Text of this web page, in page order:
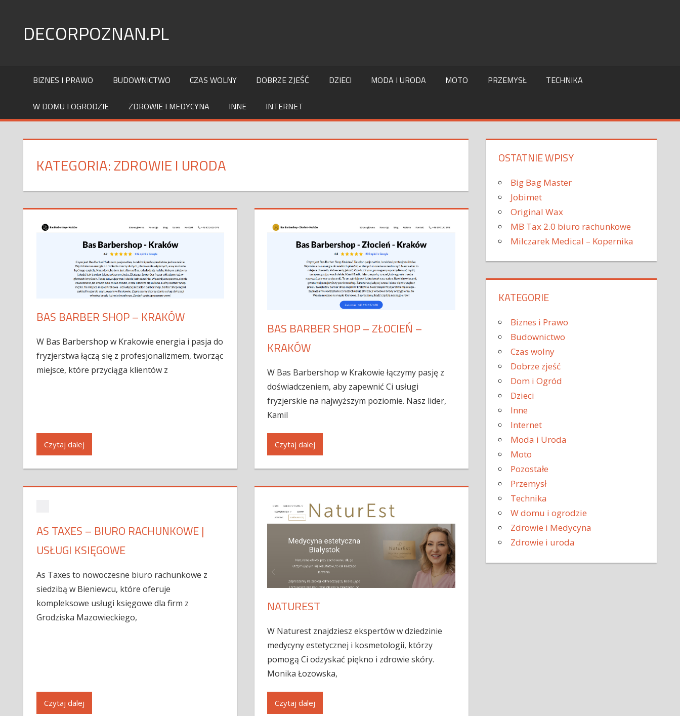
contentDECORPOZNAN.PL
BIZNES I PRAWO BUDOWNICTWO CZAS WOLNY DOBRZE ZJEŚĆ DZIECI MODA I URODA MOTO PRZEMYSŁ TECHNIKA
W DOMU I OGRODZIE ZDROWIE I MEDYCYNA INNE INTERNET
KATEGORIA:ZDROWIE I URODA
BAS BARBER SHOP – KRAKÓW
W Bas Barbershop w Krakowie energia i pasja do
fryzjerstwa łączą się z profesjonalizmem, tworząc
miejsce, które przyciąga klientów z
Czytaj dalej
BAS BARBER SHOP – ZŁOCIEŃ –
KRAKÓW
W Bas Barbershop w Krakowie łączymy pasję z
doświadczeniem, aby zapewnić Ci usługi
fryzjerskie na najwyższym poziomie. Nasz lider,
Kamil
Czytaj dalej
AS TAXES – BIURO RACHUNKOWE |
USŁUGI KSIĘGOWE
As Taxes to nowoczesne biuro rachunkowe z
siedzibą w Bieniewcu, które oferuje
kompleksowe usługi księgowe dla firm z
Grodziska Mazowieckiego,
Czytaj dalej
NATUREST
W Naturest znajdziesz ekspertów w dziedzinie
medycyny estetycznej i kosmetologii, którzy
pomogą Ci odzyskać piękno i zdrowie skóry.
Monika Łozowska,
Czytaj dalej
OSTATNIE WPISY
Big Bag Master
Jobimet
Original Wax
MB Tax 2.0 biuro rachunkowe
Milczarek Medical – Kopernika
KATEGORIE
Biznes i Prawo
Budownictwo
Czas wolny
Dobrze zjeść
Dom i Ogród
Dzieci
Inne
Internet
Moda i Uroda
Moto
Pozostałe
Przemysł
Technika
W domu i ogrodzie
Zdrowie i Medycyna
Zdrowie i uroda